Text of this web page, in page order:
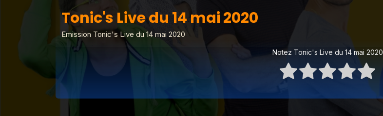
Tonic's Live tonics live jeudi 28 juillet
Tonic's Live du 14 mai 2020
Emission Tonic's Live du 14 mai 2020
Notez Tonic's Live du 14 mai 2020